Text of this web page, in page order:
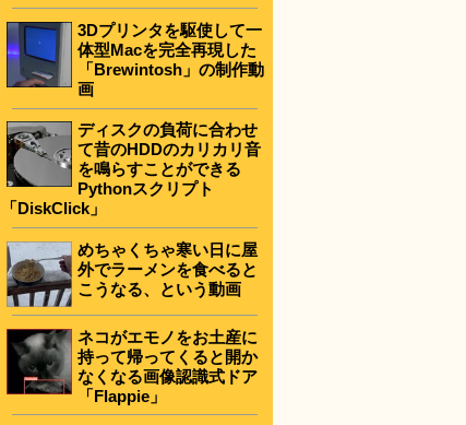
3Dプリンタを駆使して一
体型Macを完全再現した
「Brewintosh」の制作動
画
ディスクの負荷に合わせ
て昔のHDDのカリカリ音
を鳴らすことができる
Pythonスクリプト
「DiskClick」
めちゃくちゃ寒い日に屋
外でラーメンを食べると
こうなる、という動画
ネコがエモノをお土産に
持って帰ってくると開か
なくなる画像認識式ドア
「Flappie」